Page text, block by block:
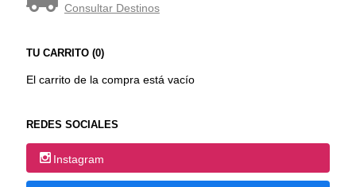
Consultar Destinos
TU CARRITO (0)
El carrito de la compra está vacío
REDES SOCIALES
Instagram